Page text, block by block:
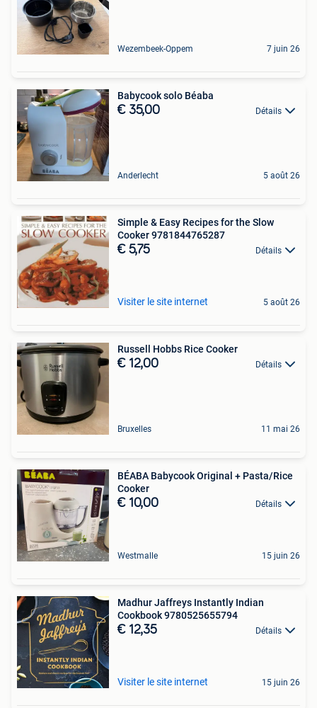
Wezembeek-Oppem 7 juin 26
Babycook solo Béaba
€ 35,00 Détails
Anderlecht 5 août 26
Simple & Easy Recipes for the Slow
Cooker 9781844765287
€ 5,75 Détails
Visiter le site internet 5 août 26
Russell Hobbs Rice Cooker
€ 12,00 Détails
Bruxelles 11 mai 26
BÉABA Babycook Original + Pasta/Rice
Cooker
€ 10,00 Détails
Westmalle 15 juin 26
Madhur Jaffreys Instantly Indian
Cookbook 9780525655794
€ 12,35 Détails
Visiter le site internet 15 juin 26